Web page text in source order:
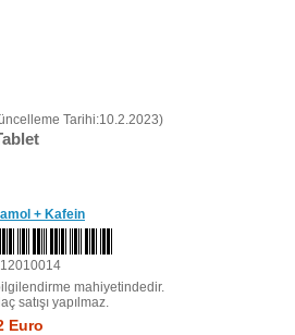
Tarihi:10.2.2023)
+ Kafein
mahiyetindedir.
satışı yapılmaz.
Euro